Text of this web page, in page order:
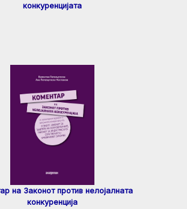
конкуренцијата
на Законот против нелојалната
конкуренција